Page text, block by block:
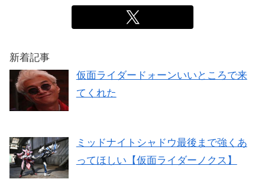
新着記事
仮面ライダードォーンいいところで来
てくれた
ミッドナイトシャドウ最後まで強くあ
ってほしい【仮面ライダーノクス】